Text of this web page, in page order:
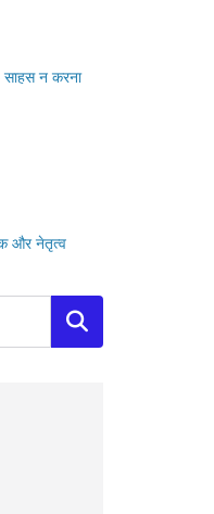
न करना
और नेतृत्व
Search